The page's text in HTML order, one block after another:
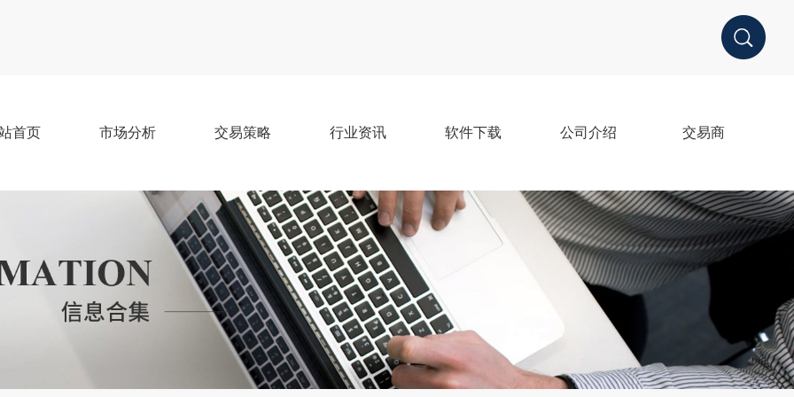
首页 市场分析 交易策略 行业资讯 软件下载 公司介绍 交易商